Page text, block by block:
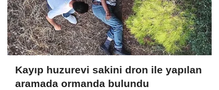
Kayıp huzurevi sakini dron ile yapılan
aramada ormanda bulundu